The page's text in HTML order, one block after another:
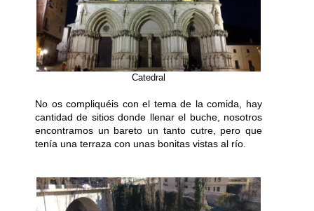
Catedral
No os compliquéis con el tema de la comida, hay
cantidad de sitios donde llenar el buche, nosotros
encontramos un bareto un tanto cutre, pero que
tenía una terraza con unas bonitas vistas al río.